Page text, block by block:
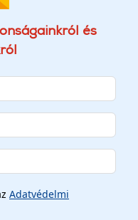
és
Adatvédelmi